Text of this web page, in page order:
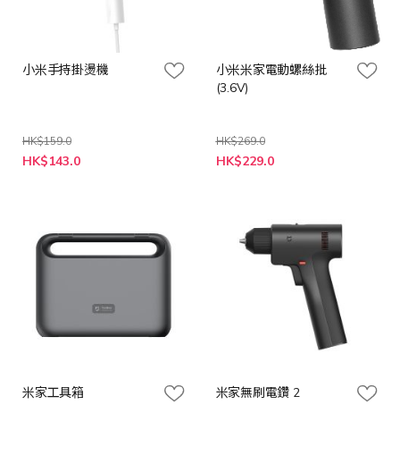
小米手持掛燙機
HK$159.0
特
殊
HK$143.0
小米米家電動螺絲批
(3.6V)
HK$269.0
特
殊
HK$229.0
米家工具箱 米家無刷電鑽 2